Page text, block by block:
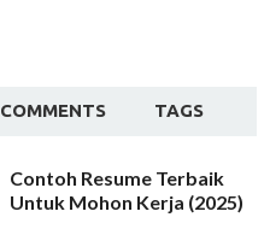
COMMENTS TAGS
Contoh Resume Terbaik
Untuk Mohon Kerja (2025)